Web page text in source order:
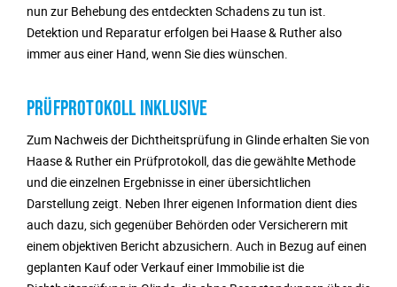
nun zur Behebung des entdeckten Schadens zu tun ist.
Detektion und Reparatur erfolgen bei Haase & Ruther also
immer aus einer Hand, wenn Sie dies wünschen.
PRÜFPROTOKOLL INKLUSIVE
Zum Nachweis der Dichtheitsprüfung in Glinde erhalten Sie von
Haase & Ruther ein Prüfprotokoll, das die gewählte Methode
und die einzelnen Ergebnisse in einer übersichtlichen
Darstellung zeigt. Neben Ihrer eigenen Information dient dies
auch dazu, sich gegenüber Behörden oder Versicherern mit
einem objektiven Bericht abzusichern. Auch in Bezug auf einen
geplanten Kauf oder Verkauf einer Immobilie ist die